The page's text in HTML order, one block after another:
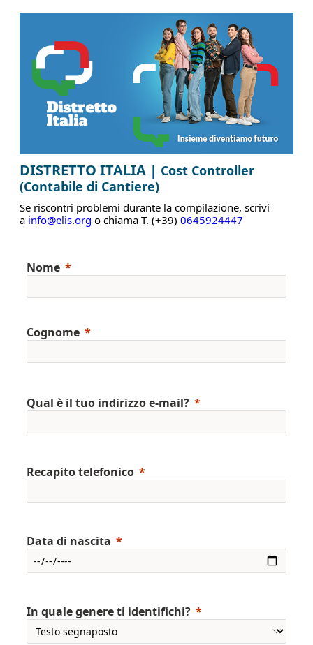
DISTRETTO ITALIA | Cost Controller
(Contabile di Cantiere)
Se riscontri problemi durante la compilazione, scrivi
a info@elis.org o chiama T. (+39) 0645924447
Nome
Cognome
Qual è il tuo indirizzo e-mail?
Recapito telefonico
Data di nascita
In quale genere ti identifichi?